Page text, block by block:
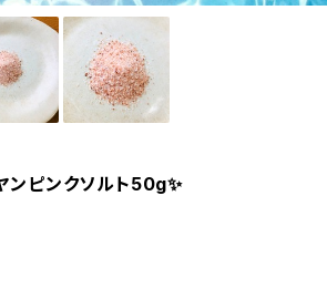
ンピンクソルト50g✨